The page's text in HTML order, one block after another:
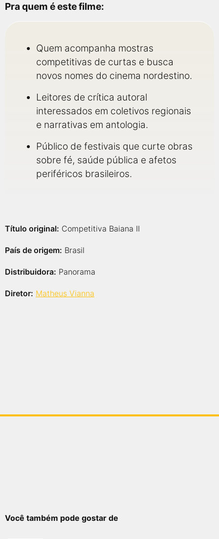
Pra quem é este filme:
Quem acompanha mostras
competitivas de curtas e busca
novos nomes do cinema nordestino.
Leitores de crítica autoral
interessados em coletivos regionais
e narrativas em antologia.
Público de festivais que curte obras
sobre fé, saúde pública e afetos
periféricos brasileiros.
Título original: Competitiva Baiana II
País de origem: Brasil
Distribuidora: Panorama
Diretor: Matheus Vianna
Você também pode gostar de